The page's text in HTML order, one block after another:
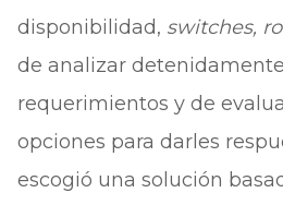
disponibilidad, switches,
de analizar
requerimientos y de
opciones para darles
escogió una solución